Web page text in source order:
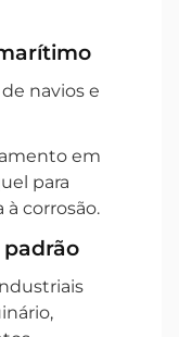
navios e
em
para
corrosão.